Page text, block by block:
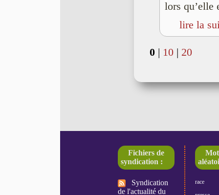
lors qu’elle
lire la
0| 10| 20
Fichiers de
syndication :
Syndication
de l'actualité du
race